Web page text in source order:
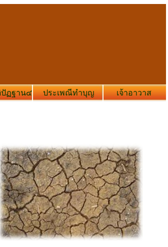
ฏฐาน๔ ประเพณีทำบุญ เจ้าอาวาส